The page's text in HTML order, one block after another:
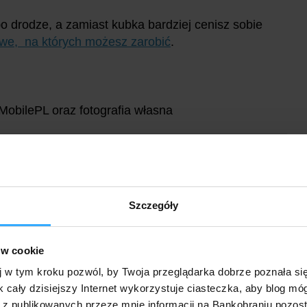
Szczegóły
cookie
tym kroku pozwól, by Twoja przeglądarka dobrze poznała
cały dzisiejszy Internet wykorzystuje ciasteczka, aby blog
drodze, a zamiast kubka bardziej cenisz sobie
na których możesz zarobić.
oraz fotografia własna
PolecamBank
(ponownie z
nagrodą dla